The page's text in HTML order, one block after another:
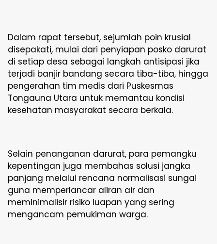
Dalam rapat tersebut, sejumlah poin krusial
disepakati, mulai dari penyiapan posko darurat
di setiap desa sebagai langkah antisipasi jika
terjadi banjir bandang secara tiba-tiba, hingga
pengerahan tim medis dari Puskesmas
Tongauna Utara untuk memantau kondisi
kesehatan masyarakat secara berkala.
Selain penanganan darurat, para pemangku
kepentingan juga membahas solusi jangka
panjang melalui rencana normalisasi sungai
guna memperlancar aliran air dan
meminimalisir risiko luapan yang sering
mengancam pemukiman warga.